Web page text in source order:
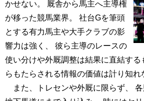
かせない。 厩舎から馬主へ主導権
が移った競馬業界。 社台Gを筆頭
とする有力馬主や大手クラブの影
響力は強く、 彼ら主導のレースの
使い分けや外厩調整は結果に直結する
らもたらされる情報の価値は計り知れ
また、トレセンや外厩に限らず、